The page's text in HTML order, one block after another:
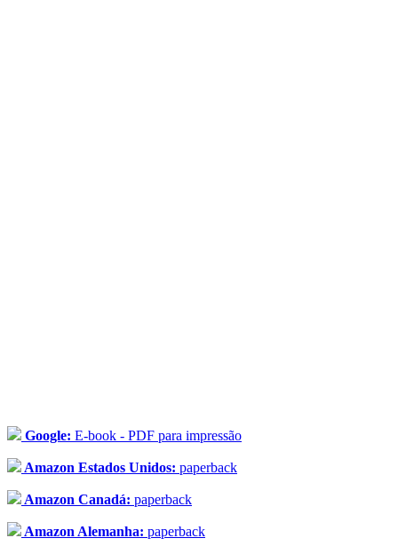
Google: E-book - PDF para impressão
Amazon Estados Unidos: paperback
Amazon Canadá: paperback
Amazon Alemanha: paperback